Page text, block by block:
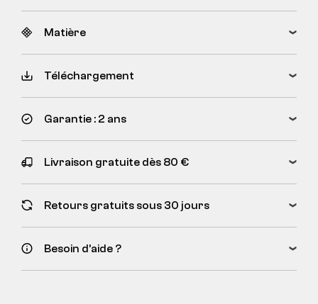
Matière
Téléchargement
Garantie : 2 ans
Livraison gratuite dès 80 €
Retours gratuits sous 30 jours
Besoin d’aide ?